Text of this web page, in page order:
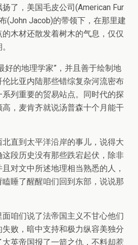
了，美国毛皮公司(American Fur
(John Jacob)的带领下，在那里建
木材还散发着树木的气息，仅仅
好的地理学家”，并且善于绘制地
比亚内陆那些错综复杂河流密布
列重要的贸易站点。同时代的探
，麦肯齐就说汤普森十个月能干
直到太平洋沿岸的事儿，说得大
段历史没有那些跌宕起伏，除非
对文中所述地理相当熟悉的人，
睡了醒醒咱们回到东部，说说那
面咱们说了法帝国主义不甘心他们
败，暗中支持和极力纵容美独分
英帝国报了一箭之仇，不料却惹